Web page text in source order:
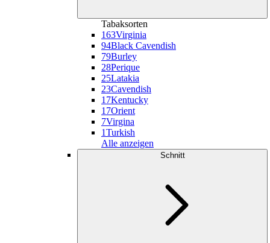
Tabaksorten
163Virginia
94Black Cavendish
79Burley
28Perique
25Latakia
23Cavendish
17Kentucky
17Orient
7Virgina
1Turkish
Alle anzeigen
Schnitt